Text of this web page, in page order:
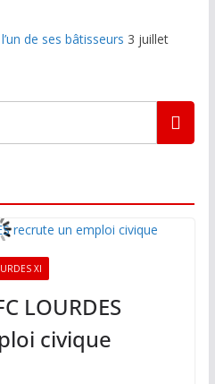
de ses bâtisseurs 3 juillet
XI
LOURDES
civique